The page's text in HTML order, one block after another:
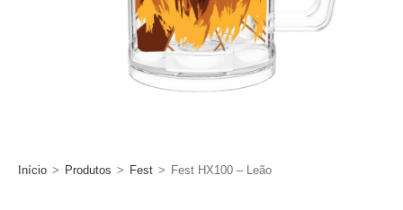
Início > Produtos > Fest > Fest HX100 – Leão